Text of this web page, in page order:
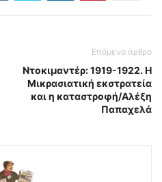
Επόμενο άρθρο
Ντοκιμαντέρ: 1919-1922. Η
Μικρασιατική εκστρατεία
και η καταστροφή/Αλέξη
Παπαχελά